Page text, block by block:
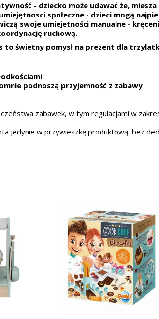
- dziecko może udawać że,
społeczne - dzieci mogą
swoje umiejetności manualne -
ruchową.
to świetny pomysł na prezent dla
podnoszą przyjemność z zabawy
zabawek, w tym regulacjami w
jedynie w przywieszkę produktową, bez